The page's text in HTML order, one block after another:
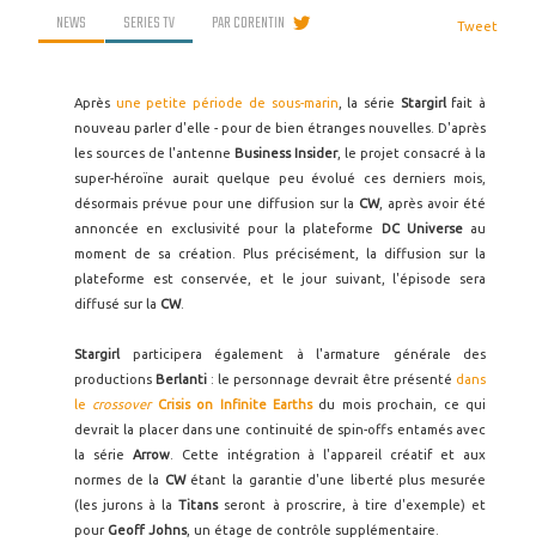
NEWS SERIES TV PARCORENTIN Tweet
Après une petite période de sous-marin , la série Stargirlfait à
nouveau parler d'elle - pour de bien étranges nouvelles. D'après
les sources de l'antenne Business Insider, le projet consacré à la
super-héroïne aurait quelque peu évolué ces derniers mois,
désormais prévue pour une diffusion sur la CW, après avoir été
annoncée en exclusivité pour la plateforme
DC Universeau
moment de sa création. Plus précisément, la diffusion sur la
plateforme est conservée, et le jour suivant, l'épisode sera
diffusé sur la CW.
Stargirl participera également à l'armature générale des
productions Berlanti : le personnage devrait être présenté dans
le crossover Crisis on Infinite Earthsdu mois prochain, ce qui
devrait la placer dans une continuité de spin-offs entamés avec
la série Arrow. Cette intégration à l'appareil créatif et aux
normes de la CW étant la garantie d'une liberté plus mesurée
(les jurons à laTitans seront à proscrire, à tire d'exemple) et
pourGeoff Johns, un étage de contrôle supplémentaire.